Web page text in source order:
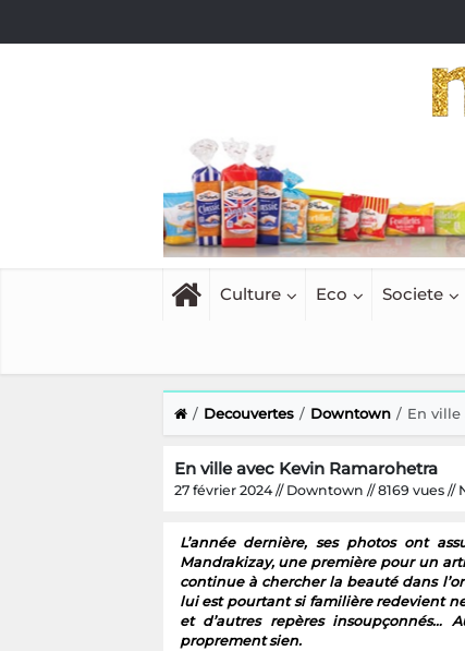
Culture Eco Societe
Decouvertes Downtown En ville
En ville avec Kevin Ramarohetra
27 février 2024 // Downtown // 8169 vues //
L’année dernière, ses photos ont
Mandrakizay, une première pour un
continue à chercher la beauté dans
lui est pourtant si familière redevient
et d’autres repères insoupçonnés…
proprement sien.